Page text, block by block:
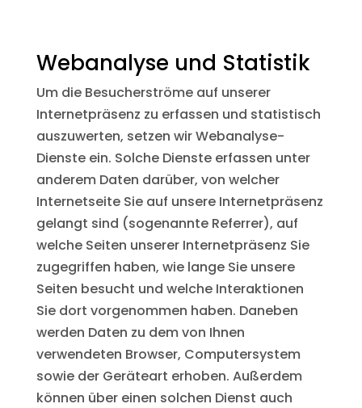
Webanalyse und Statistik
Um die Besucherströme auf unserer
Internetpräsenz zu erfassen und statistisch
auszuwerten, setzen wir Webanalyse-
Dienste ein. Solche Dienste erfassen unter
anderem Daten darüber, von welcher
Internetseite Sie auf unsere Internetpräsenz
gelangt sind (sogenannte Referrer), auf
welche Seiten unserer Internetpräsenz Sie
zugegriffen haben, wie lange Sie unsere
Seiten besucht und welche Interaktionen
Sie dort vorgenommen haben. Daneben
werden Daten zu dem von Ihnen
verwendeten Browser, Computersystem
sowie der Geräteart erhoben. Außerdem
können über einen solchen Dienst auch